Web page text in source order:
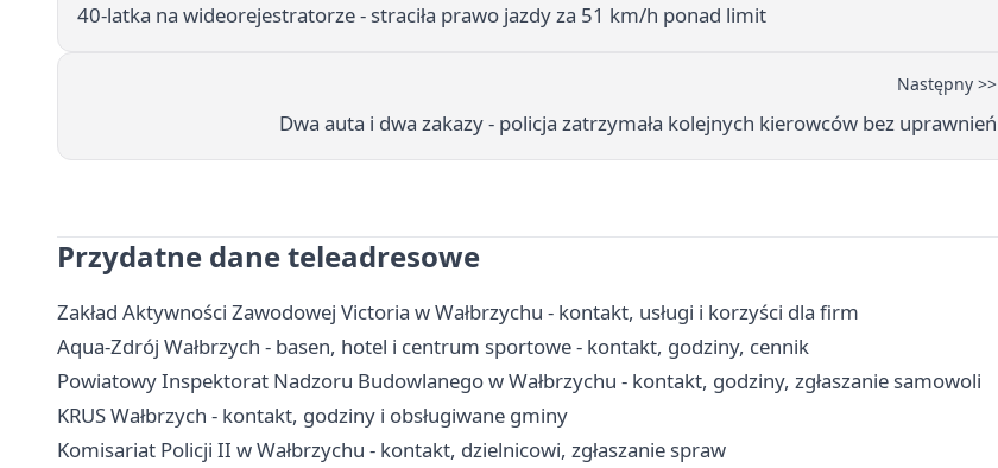
40-latka na wideorejestratorze - straciła prawo jazdy za 51 km/h ponad limit
Następny >>
Dwa auta i dwa zakazy - policja zatrzymała kolejnych kierowców bez uprawnień
Przydatne dane teleadresowe
Zakład Aktywności Zawodowej Victoria w Wałbrzychu - kontakt, usługi i korzyści dla firm
Aqua-Zdrój Wałbrzych - basen, hotel i centrum sportowe - kontakt, godziny, cennik
Powiatowy Inspektorat Nadzoru Budowlanego w Wałbrzychu - kontakt, godziny, zgłaszanie samowoli
KRUS Wałbrzych - kontakt, godziny i obsługiwane gminy
Komisariat Policji II w Wałbrzychu - kontakt, dzielnicowi, zgłaszanie spraw